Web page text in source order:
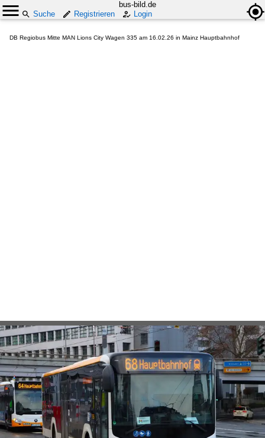
bus-bild.de
Suche
Registrieren Login
DB Regiobus Mitte MAN Lions City Wagen 335 am 16.02.26 in Mainz Hauptbahnhof